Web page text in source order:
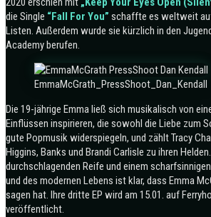
die Single “Fall For You” schaffte es weltweit
Listen. Außerdem wurde sie kürzlich in den
Academy berufen.
EmmaMcGrath_PressShoot_Dan_Kendall
Die 19-jährige Emma ließ sich musikalisch von
Einflüssen inspirieren, die sowohl die Liebe zum
gute Popmusik widerspiegeln, und zählt Tracy
Higgins, Banks und Brandi Carlisle zu ihren
durchschlagenden Reife und einem
und des modernen Lebens ist klar, dass Emma
sagen hat. Ihre dritte EP wird am 15.01. auf
veröffentlicht.